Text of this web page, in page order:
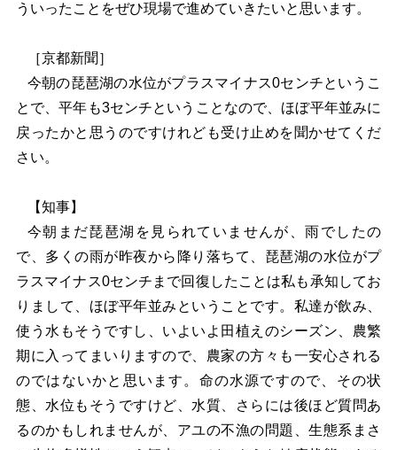
ういったことをぜひ現場で進めていきたいと思います。
［京都新聞］
今朝の琵琶湖の水位がプラスマイナス0センチというこ
とで、平年も3センチということなので、ほぼ平年並みに
戻ったかと思うのですけれども受け止めを聞かせてくだ
さい。
【知事】
今朝まだ琵琶湖を見られていませんが、雨でしたの
で、多くの雨が昨夜から降り落ちて、琵琶湖の水位がプ
ラスマイナス0センチまで回復したことは私も承知してお
りまして、ほぼ平年並みということです。私達が飲み、
使う水もそうですし、いよいよ田植えのシーズン、農繁
期に入ってまいりますので、農家の方々も一安心される
のではないかと思います。命の水源ですので、その状
態、水位もそうですけど、水質、さらには後ほど質問あ
るのかもしれませんが、アユの不漁の問題、生態系まさ